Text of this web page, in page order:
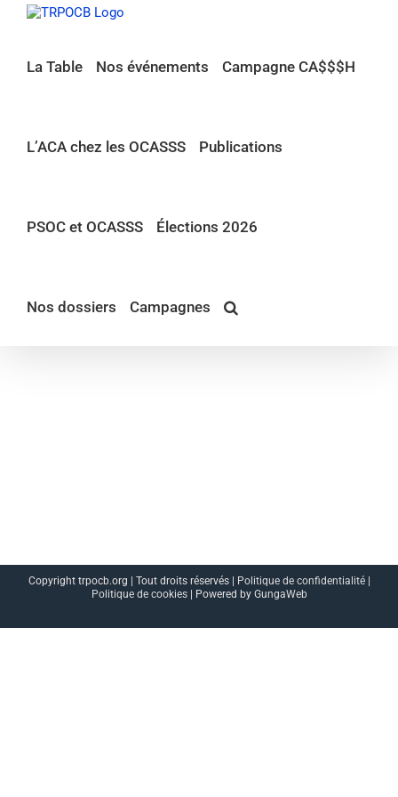
Passer
La Table Nos événements Campagne CA$$$H
L’ACA chez les OCASSS Publications
PSOC et OCASSS Élections 2026
Nos dossiers Campagnes
Copyright trpocb.org | Tout droits réservés | Politique de confidentialité|
Politique de cookies| Powered by GungaWeb